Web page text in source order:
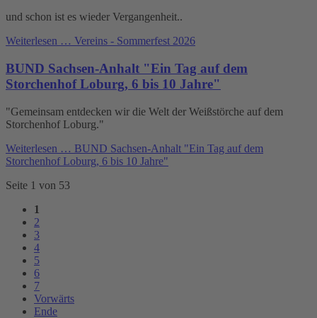
und schon ist es wieder Vergangenheit..
Weiterlesen … Vereins - Sommerfest 2026
BUND Sachsen-Anhalt "Ein Tag auf dem
Storchenhof Loburg, 6 bis 10 Jahre"
"Gemeinsam entdecken wir die Welt der Weißstörche auf dem
Storchenhof Loburg."
Weiterlesen … BUND Sachsen-Anhalt "Ein Tag auf dem
Storchenhof Loburg, 6 bis 10 Jahre"
Seite 1 von 53
1
2
3
4
5
6
7
Vorwärts
Ende